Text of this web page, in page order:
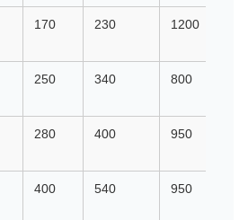
170 230 1200
250 340 800
280 400 950
400 540 950